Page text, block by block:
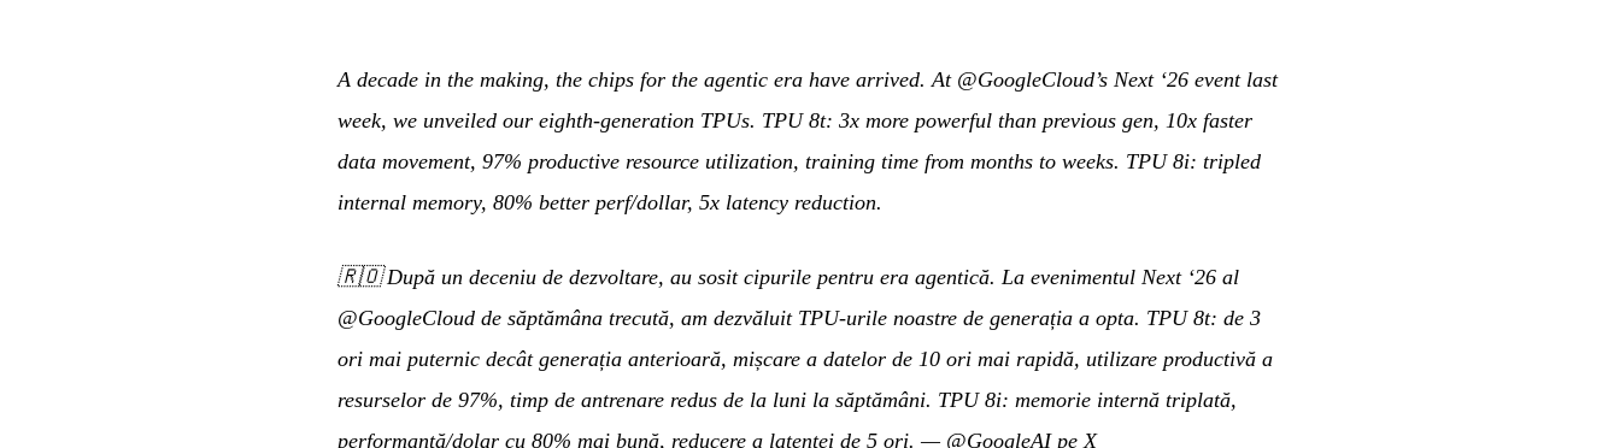
A decade in the making, the chips for the agentic era have arrived. At @GoogleCloud’s Next ‘26 event last
week, we unveiled our eighth-generation TPUs. TPU 8t: 3x more powerful than previous gen, 10x faster
data movement, 97% productive resource utilization, training time from months to weeks. TPU 8i: tripled
internal memory, 80% better perf/dollar, 5x latency reduction.
🇷🇴După un deceniu de dezvoltare, au sosit cipurile pentru era agentică. La evenimentul Next ‘26 al
@GoogleCloud de săptămâna trecută, am dezvăluit TPU-urile noastre de generația a opta. TPU 8t: de 3
ori mai puternic decât generația anterioară, mișcare a datelor de 10 ori mai rapidă, utilizare productivă a
resurselor de 97%, timp de antrenare redus de la luni la săptămâni. TPU 8i: memorie internă triplată,
performanță/dolar cu 80% mai bună, reducere a latenței de 5 ori. — @GoogleAI pe X